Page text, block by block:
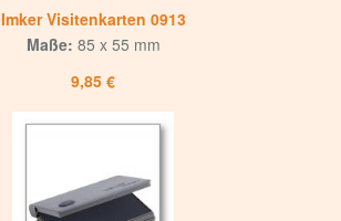
Imker Visitenkarten 0913
9,85 €
Maße: 85 x 55 mm